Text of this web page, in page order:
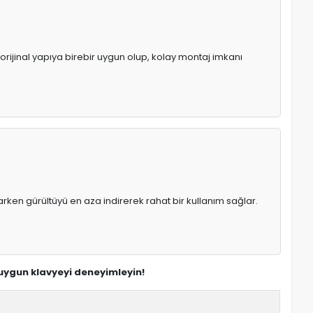
yapıya birebir uygun olup, kolay montaj imkanı
gürültüyü en aza indirerek rahat bir kullanım sağlar.
klavyeyi deneyimleyin!